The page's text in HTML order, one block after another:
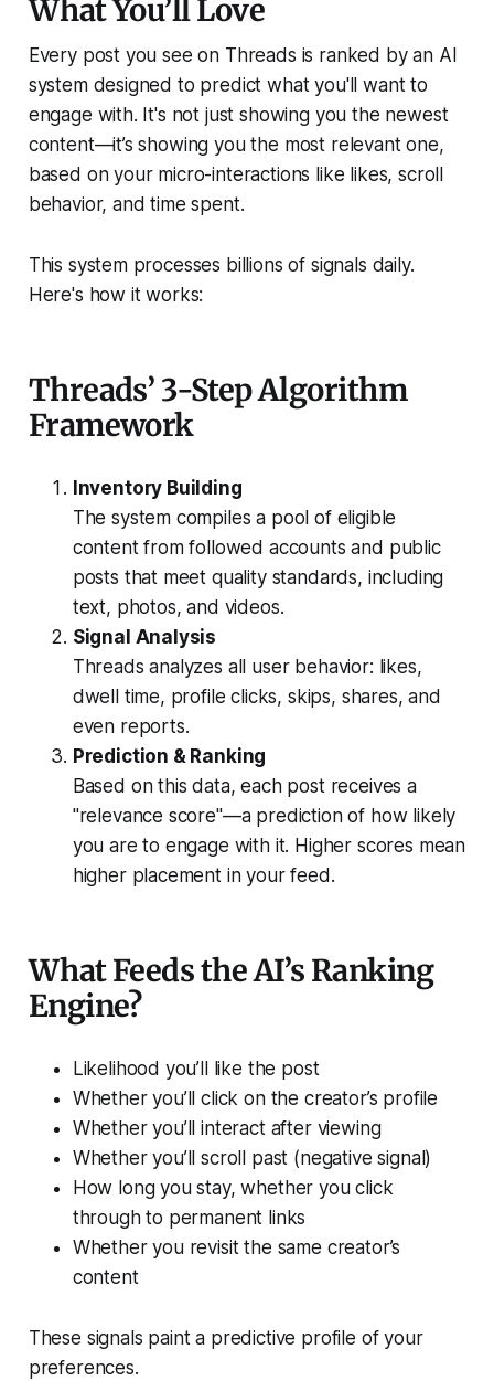
What You’ll Love
Every post you see on Threads is ranked by an AI
system designed to predict what you'll want to
engage with. It's not just showing you the newest
content—it’s showing you the most relevant one,
based on your micro-interactions like likes, scroll
behavior, and time spent.
This system processes billions of signals daily.
Here's how it works:
Threads’ 3-Step Algorithm
Framework
Inventory Building
The system compiles a pool of eligible
content from followed accounts and public
posts that meet quality standards, including
text, photos, and videos.
Signal Analysis
Threads analyzes all user behavior: likes,
dwell time, profile clicks, skips, shares, and
even reports.
Prediction & Ranking
Based on this data, each post receives a
"relevance score"—a prediction of how likely
you are to engage with it. Higher scores mean
higher placement in your feed.
What Feeds the AI’s Ranking
Engine?
Likelihood you’ll like the post
Whether you’ll click on the creator’s profile
Whether you’ll interact after viewing
Whether you’ll scroll past (negative signal)
How long you stay, whether you click
through to permanent links
Whether you revisit the same creator’s
content
These signals paint a predictive profile of your
preferences.